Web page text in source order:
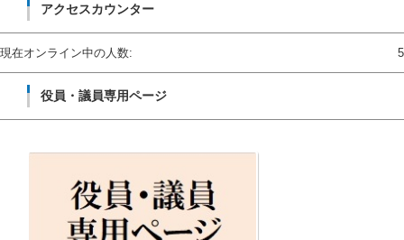
アクセスカウンター
5
現在オンライン中の人数:
役員・議員専用ページ